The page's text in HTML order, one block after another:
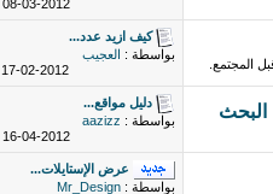
08-03-2012
المجتمع.
كيف ازيد عدد...
بواسطة :
العجيب
17-02-2012
دليل مواقع...
بواسطة : aazizz
16-04-2012
عرض الإستايلات...
بواسطة : Mr_Design